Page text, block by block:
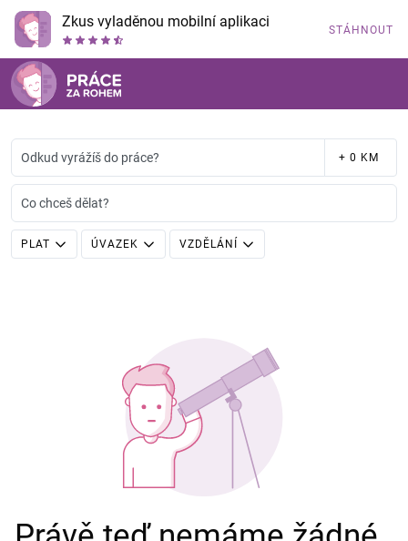
Zkus vyladěnou mobilní aplikaci STÁHNOUT
Odkud vyrážíš do práce? + 0 KM
Co chceš dělat?
PLAT ÚVAZEK VZDĚLÁNÍ